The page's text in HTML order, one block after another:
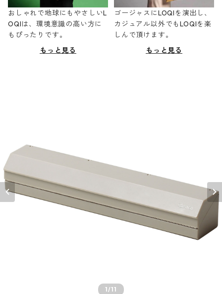
おしゃれで地球にもやさしいL
OQIは、環境意識の高い方に
もぴったりです。
もっと見る
ゴージャスにLOQIを演出し、
カジュアル以外でもLOQIを楽
しんで頂けます。
もっと見る
1/11